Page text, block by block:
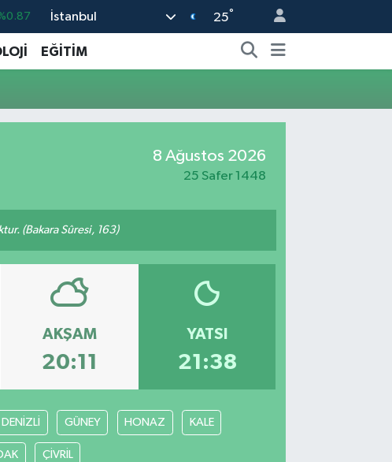
%0.18
İstanbul 25°
EĞİTİM
8 Ağustos 2026
25 Safer 1448
(Bakara Sûresi, 163)
AKŞAM
20:11
YATSI
21:38
DENİZLİ GÜNEY HONAZ KALE
ÇİVRİL